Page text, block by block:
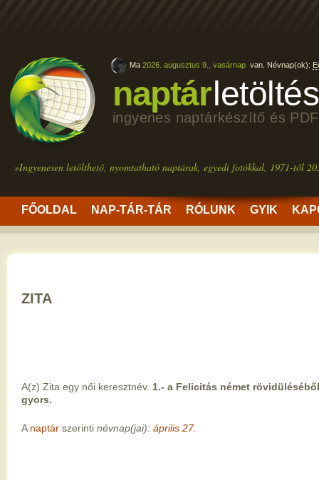
naptárletöltés
ingyenes naptárkészítő és
»Ingyenesen letölthető, nyomtatható naptárak, egyedi fotókkal, 1971-től
FŐOLDAL NAP-TÁR-TÁR RÓLUNK GYIK
Ma 2026. augusztus 9., vasárnap van. Névnap(ok):
ZITA
A(z) Zita egy női keresztnév. 1.- a Felicitás német
gyors.
A naptár szerinti névnap(jai): április 27.